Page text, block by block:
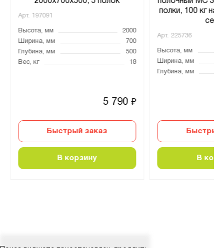
Арт. 197091
Высота, мм
2000
Ширина, мм
700
Глубина, мм
500
Вес, кг
18
5 790₽
Быстрый заказ
В корзину
полки, 100 кг на
Арт. 225736
Высота, мм
Ширина, мм
Глубина, мм
Быстрый
В